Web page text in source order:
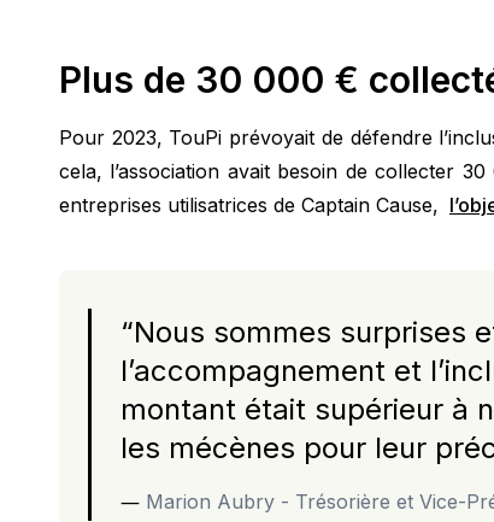
Plus de 30 000 €
Pour 2023, TouPi prévoyait de défendre
cela, l’association avait besoin de collecter
entreprises utilisatrices de Captain Cause,
“Nous sommes surprises
l’accompagnement et
montant était supérieur à
les mécènes pour leur
― Marion Aubry - Trésorière et Vice-